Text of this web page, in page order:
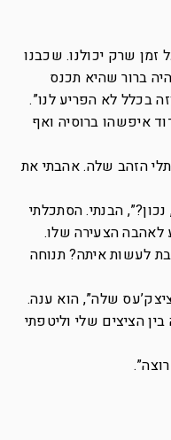
זמן שרק יכולנו. שכבנו
ברור שהיא תכנס
בכלל לא הפריע לנו”.
איפשהו ברוסיה ואף
הזהב שלה. אהבתי את
הבנתי. הסתכלתי
לאהבה הצעירה שלו.
לעשות איתה? תנוחה
שלה”, הוא ענה.
הציצים שלי וליטפתי